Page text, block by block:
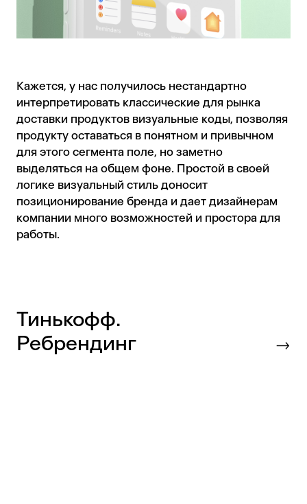
Кажется, у нас получилось нестандартно
интерпретировать классические для рынка
доставки продуктов визуальные коды, позволяя
продукту оставаться в понятном и привычном
для этого сегмента поле, но заметно
выделяться на общем фоне. Простой в своей
логике визуальный стиль доносит
позиционирование бренда и дает дизайнерам
компании много возможностей и простора для
работы.
Тинькофф.
Ребрендинг